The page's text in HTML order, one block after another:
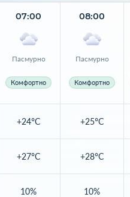
07:00
Пасмурно
Комфортно
+24°C
+27°C
10%
08:00
Пасмурно
Комфортно
+25°C
+28°C
10%